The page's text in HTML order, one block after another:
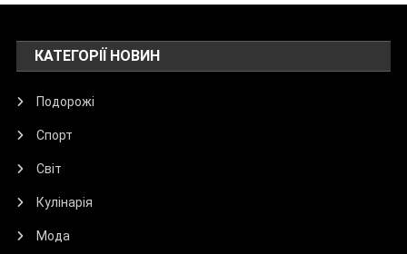
КАТЕГОРІЇ НОВИН
Подорожі
Спорт
Світ
Кулінарія
Мода